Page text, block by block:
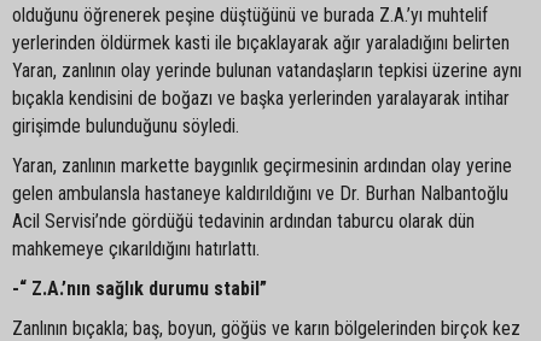
olduğunu öğrenerek peşine düştüğünü ve burada Z.A.’yı muhtelif
yerlerinden öldürmek kasti ile bıçaklayarak ağır yaraladığını belirten
Yaran, zanlının olay yerinde bulunan vatandaşların tepkisi üzerine aynı
bıçakla kendisini de boğazı ve başka yerlerinden yaralayarak intihar
girişimde bulunduğunu söyledi.
Yaran, zanlının markette baygınlık geçirmesinin ardından olay yerine
gelen ambulansla hastaneye kaldırıldığını ve Dr. Burhan Nalbantoğlu
Acil Servisi’nde gördüğü tedavinin ardından taburcu olarak dün
mahkemeye çıkarıldığını hatırlattı.
-“ Z.A.’nın sağlık durumu stabil”
Zanlının bıçakla; baş, boyun, göğüs ve karın bölgelerinden birçok kez